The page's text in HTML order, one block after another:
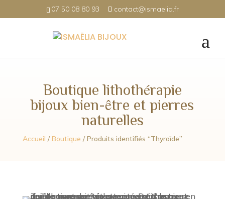
07 50 08 80 93 contact@ismaelia.fr
Boutique lithothérapie
bijoux bien-être et pierres
naturelles
Accueil /Boutique / Produits identifiés “Thyroïde”